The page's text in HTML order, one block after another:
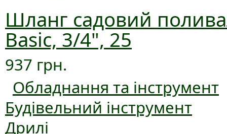
Шланг садовий
Basic, 3/4", 25
937 грн.
Обладнання та інструмент
Будівельний інструмент
Дрилі